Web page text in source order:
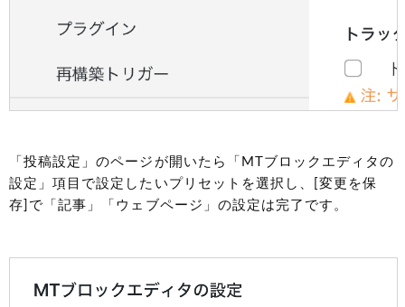
「投稿設定」のページが開いたら「MTブロックエディタの
設定」項目で設定したいプリセットを選択し、[変更を保
存]で「記事」「ウェブページ」の設定は完了です。